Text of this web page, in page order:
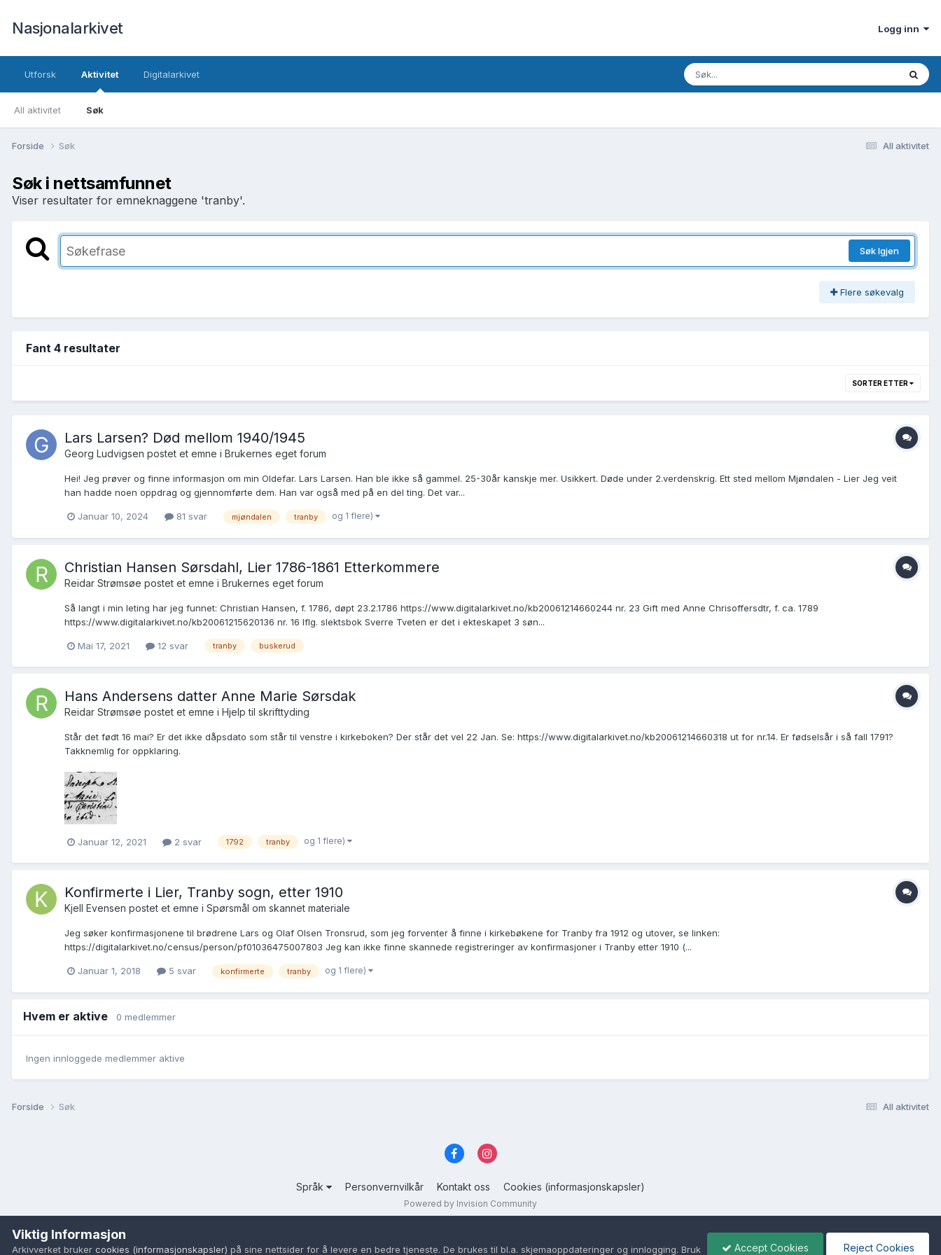
Nasjonalarkivet Logg inn
Utforsk Aktivitet
All aktivitet Søk
Digitalarkivet
All aktivitet
Forside Søk
Søk i nettsamfunnet
Viser resultater for emneknaggene 'tranby'.
Søk Igjen
Flere søkevalg
Fant 4 resultater
SORTER ETTER
Lars Larsen? Død mellom 1940/1945
Georg Ludvigsen postet et emne i Brukernes eget forum
Hei! Jeg prøver og finne informasjon om min Oldefar. Lars Larsen. Han ble ikke så gammel. 25-30år kanskje mer. Usikkert. Døde under 2.verdenskrig. Ett sted mellom Mjøndalen - Lier Jeg veit
han hadde noen oppdrag og gjennomførte dem. Han var også med på en del ting. Det var...
Januar 10, 2024 81 svar mjøndalen tranby og 1 flere)
Christian Hansen Sørsdahl, Lier 1786-1861 Etterkommere
Reidar Strømsøe postet et emne i Brukernes eget forum
Så langt i min leting har jeg funnet: Christian Hansen, f. 1786, døpt 23.2.1786 https://www.digitalarkivet.no/kb20061214660244 nr. 23 Gift med Anne Chrisoffersdtr, f. ca. 1789
https://www.digitalarkivet.no/kb20061215620136 nr. 16 Iflg. slektsbok Sverre Tveten er det i ekteskapet 3 søn...
Mai 17, 2021 12 svar tranby buskerud
Hans Andersens datter Anne Marie Sørsdak
Reidar Strømsøe postet et emne i Hjelp til skrifttyding
Står det født 16 mai? Er det ikke dåpsdato som står til venstre i kirkeboken? Der står det vel 22 Jan. Se: https://www.digitalarkivet.no/kb20061214660318 ut for nr.14. Er fødselsår i så fall 1791?
Takknemlig for oppklaring.
Januar 12, 2021 2 svar 1792 tranby og 1 flere)
Konfirmerte i Lier, Tranby sogn, etter 1910
Kjell Evensen postet et emne i Spørsmål om skannet materiale
Jeg søker konfirmasjonene til brødrene Lars og Olaf Olsen Tronsrud, som jeg forventer å finne i kirkebøkene for Tranby fra 1912 og utover, se linken:
https://digitalarkivet.no/census/person/pf01036475007803 Jeg kan ikke finne skannede registreringer av konfirmasjoner i Tranby etter 1910 (...
Januar 1, 2018 5 svar konfirmerte tranby og 1 flere)
Hvem er aktive 0 medlemmer
Ingen innloggede medlemmer aktive
All aktivitet
Forside Søk
Språk Personvernvilkår Kontakt oss Cookies (informasjonskapsler)
Powered by Invision Community
Viktig Informasjon
Arkivverket bruker cookies (informasjonskapsler) på sine nettsider for å levere en bedre tjeneste. De brukes til bl.a. skjemaoppdateringer og innlogging. Bruk Accept Cookies Reject Cookies